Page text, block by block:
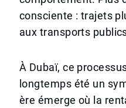
consciente : trajets
aux transports
À Dubaï, ce
longtemps été un
ère émerge où la